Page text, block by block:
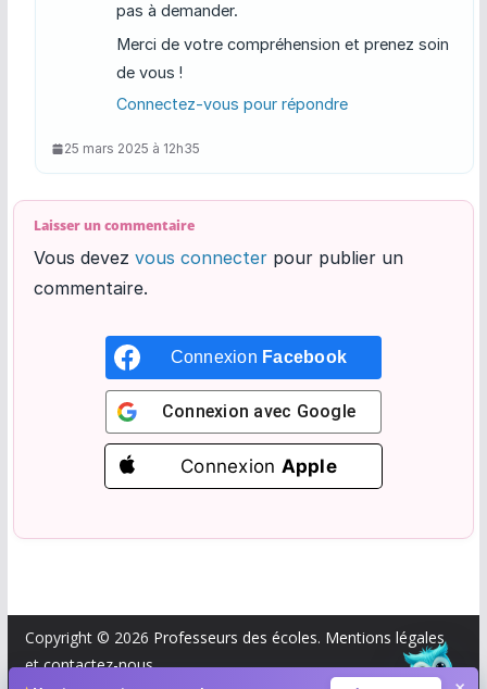
pas à demander.
Merci de votre compréhension et prenez soin
de vous !
Connectez-vous pour répondre
25 mars 2025 à 12h35
Laisser un commentaire
Vous devez vous connecterpour publier un
commentaire.
Connexion Facebook
Connexion avec Google
Connexion Apple
Copyright © 2026 Professeurs des écoles. Mentions légales
etcontactez-nous.
🤞